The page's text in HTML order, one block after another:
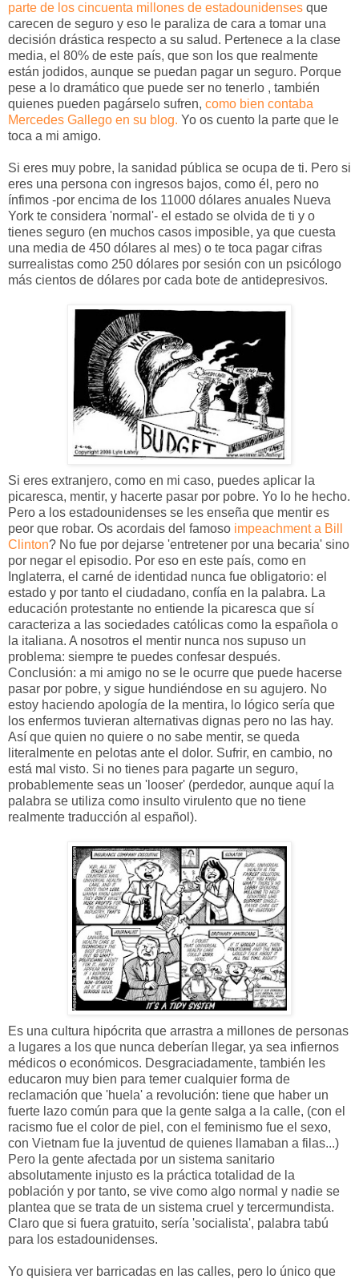
parte de los cincuenta millones de estadounidenses que
carecen de seguro y eso le paraliza de cara a tomar una
decisión drástica respecto a su salud. Pertenece a la clase
media, el 80% de este país, que son los que realmente
están jodidos, aunque se puedan pagar un seguro. Porque
pese a lo dramático que puede ser no tenerlo , también
quienes pueden pagárselo sufren, como bien contaba
Mercedes Gallego en su blog. Yo os cuento la parte que le
toca a mi amigo.
Si eres muy pobre, la sanidad pública se ocupa de ti. Pero si
eres una persona con ingresos bajos, como él, pero no
ínfimos -por encima de los 11000 dólares anuales Nueva
York te considera 'normal'- el estado se olvida de ti y o
tienes seguro (en muchos casos imposible, ya que cuesta
una media de 450 dólares al mes) o te toca pagar cifras
surrealistas como 250 dólares por sesión con un psicólogo
más cientos de dólares por cada bote de antidepresivos.
Si eres extranjero, como en mi caso, puedes aplicar la
picaresca, mentir, y hacerte pasar por pobre. Yo lo he hecho.
Pero a los estadounidenses se les enseña que mentir es
peor que robar. Os acordais del famoso impeachment a Bill
Clinton? No fue por dejarse 'entretener por una becaria' sino
por negar el episodio. Por eso en este país, como en
Inglaterra, el carné de identidad nunca fue obligatorio: el
estado y por tanto el ciudadano, confía en la palabra. La
educación protestante no entiende la picaresca que sí
caracteriza a las sociedades católicas como la española o
la italiana. A nosotros el mentir nunca nos supuso un
problema: siempre te puedes confesar después.
Conclusión: a mi amigo no se le ocurre que puede hacerse
pasar por pobre, y sigue hundiéndose en su agujero. No
estoy haciendo apología de la mentira, lo lógico sería que
los enfermos tuvieran alternativas dignas pero no las hay.
Así que quien no quiere o no sabe mentir, se queda
literalmente en pelotas ante el dolor. Sufrir, en cambio, no
está mal visto. Si no tienes para pagarte un seguro,
probablemente seas un 'looser' (perdedor, aunque aquí la
palabra se utiliza como insulto virulento que no tiene
realmente traducción al español).
Es una cultura hipócrita que arrastra a millones de personas
a lugares a los que nunca deberían llegar, ya sea infiernos
médicos o económicos. Desgraciadamente, también les
educaron muy bien para temer cualquier forma de
reclamación que 'huela' a revolución: tiene que haber un
fuerte lazo común para que la gente salga a la calle, (con el
racismo fue el color de piel, con el feminismo fue el sexo,
con Vietnam fue la juventud de quienes llamaban a filas...)
Pero la gente afectada por un sistema sanitario
absolutamente injusto es la práctica totalidad de la
población y por tanto, se vive como algo normal y nadie se
plantea que se trata de un sistema cruel y tercermundista.
Claro que si fuera gratuito, sería 'socialista', palabra tabú
para los estadounidenses.
Yo quisiera ver barricadas en las calles, pero lo único que